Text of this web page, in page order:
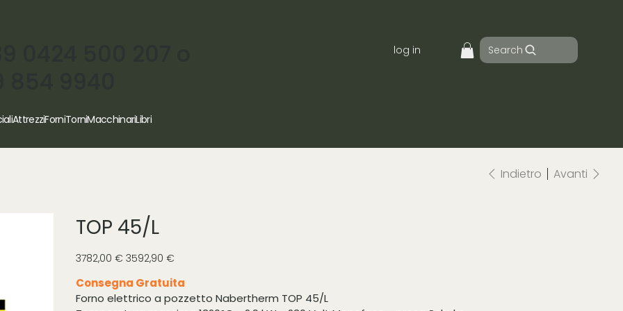
9940
log in Search
AttrezziForniTorniMacchinariLibri
Indietro Avanti
TOP 45/L
Prezzo
originale
3782,00 € Prezzo
scontato
3592,90 €
Consegna Gratuita
Forno elettrico a pozzetto Nabertherm TOP 45/L